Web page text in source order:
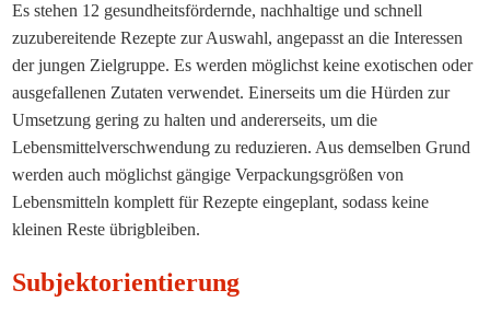
Es stehen 12 gesundheitsfördernde, nachhaltige und schnell
zuzubereitende Rezepte zur Auswahl, angepasst an die Interessen
der jungen Zielgruppe. Es werden möglichst keine exotischen oder
ausgefallenen Zutaten verwendet. Einerseits um die Hürden zur
Umsetzung gering zu halten und andererseits, um die
Lebensmittelverschwendung zu reduzieren. Aus demselben Grund
werden auch möglichst gängige Verpackungsgrößen von
Lebensmitteln komplett für Rezepte eingeplant, sodass keine
kleinen Reste übrigbleiben.
Subjektorientierung